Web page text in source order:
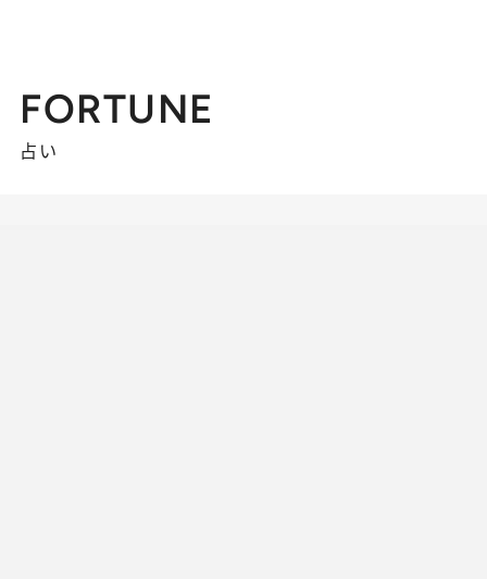
FORTUNE
占い